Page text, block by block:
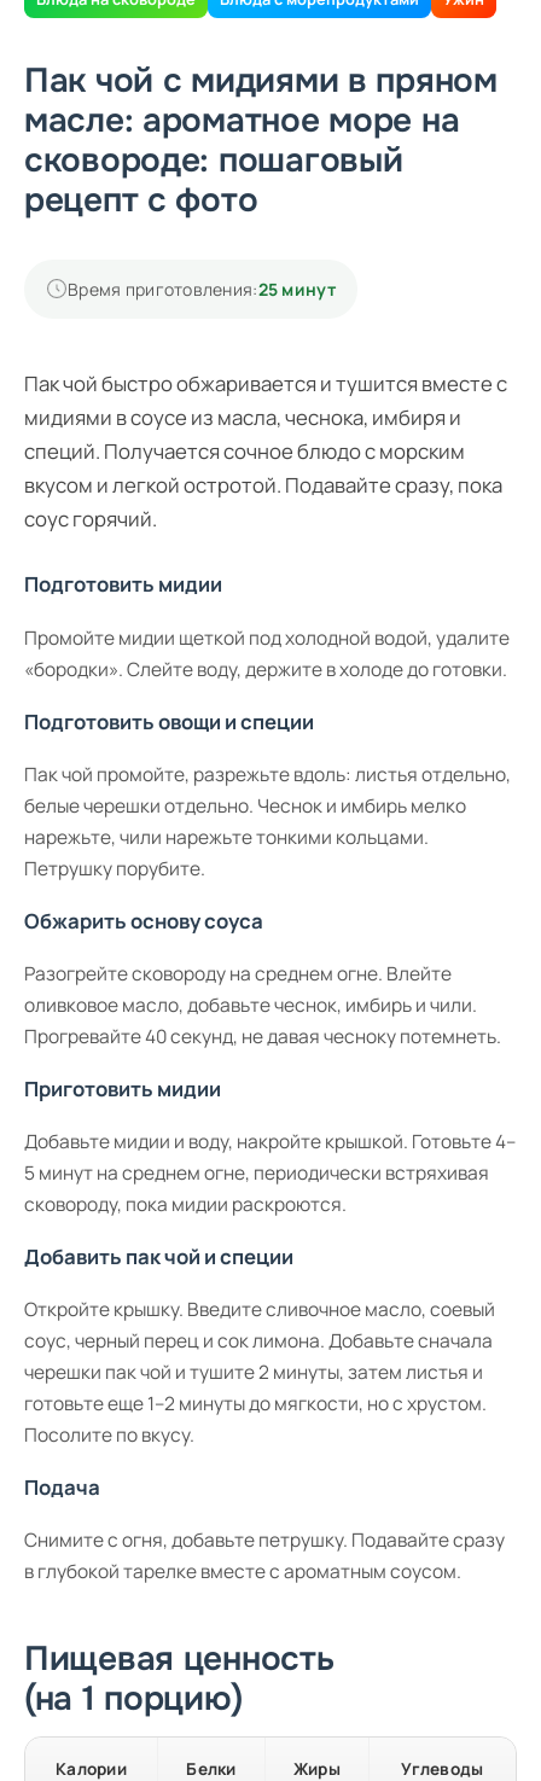
Пак чой с мидиями в пряном
масле: ароматное море на
сковороде: пошаговый
рецепт с фото
Время приготовления:25 минут
Пак чой быстро обжаривается и тушится вместе с
мидиями в соусе из масла, чеснока, имбиря и
специй. Получается сочное блюдо с морским
вкусом и легкой остротой. Подавайте сразу, пока
соус горячий.
Подготовить мидии
Промойте мидии щеткой под холодной водой, удалите
«бородки». Слейте воду, держите в холоде до готовки.
Подготовить овощи и специи
Пак чой промойте, разрежьте вдоль: листья отдельно,
белые черешки отдельно. Чеснок и имбирь мелко
нарежьте, чили нарежьте тонкими кольцами.
Петрушку порубите.
Обжарить основу соуса
Разогрейте сковороду на среднем огне. Влейте
оливковое масло, добавьте чеснок, имбирь и чили.
Прогревайте 40 секунд, не давая чесноку потемнеть.
Приготовить мидии
Добавьте мидии и воду, накройте крышкой. Готовьте 4–
5 минут на среднем огне, периодически встряхивая
сковороду, пока мидии раскроются.
Добавить пак чой и специи
Откройте крышку. Введите сливочное масло, соевый
соус, черный перец и сок лимона. Добавьте сначала
черешки пак чой и тушите 2 минуты, затем листья и
готовьте еще 1–2 минуты до мягкости, но с хрустом.
Посолите по вкусу.
Подача
Снимите с огня, добавьте петрушку. Подавайте сразу
в глубокой тарелке вместе с ароматным соусом.
Пищевая ценность
(на 1 порцию)
Калории Белки Жиры Углеводы